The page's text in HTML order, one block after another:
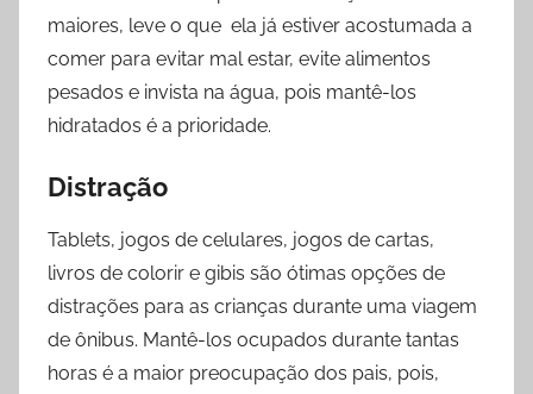
maiores, leve o que ela já estiver acostumada a
comer para evitar mal estar, evite alimentos
pesados e invista na água, pois mantê-los
hidratados é a prioridade.
Distração
Tablets, jogos de celulares, jogos de cartas,
livros de colorir e gibis são ótimas opções de
distrações para as crianças durante uma viagem
de ônibus. Mantê-los ocupados durante tantas
horas é a maior preocupação dos pais, pois,